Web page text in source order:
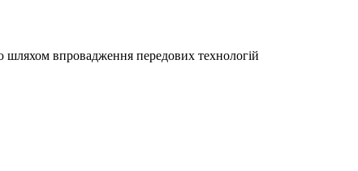
шляхом впровадження передових технологій